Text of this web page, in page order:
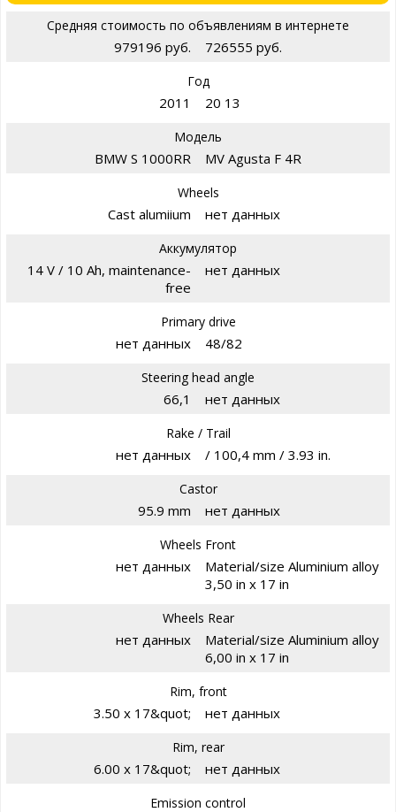
Средняя стоимость по объявлениям в интернете
979196 руб. 726555 руб.
Год
2011 20 13
Модель
BMW S 1000RR MV Agusta F 4R
Wheels
Cast alumiium нет данных
Аккумулятор
14 V / 10 Ah, maintenance-
free
нет данных
Primary drive
нет данных 48/82
Steering head angle
66,1 нет данных
Rake / Trail
нет данных / 100,4 mm / 3.93 in.
Castor
95.9 mm нет данных
Wheels Front
нет данных
Material/size Aluminium alloy
3,50 in x 17 in
Wheels Rear
нет данных
Material/size Aluminium alloy
6,00 in x 17 in
Rim, front
3.50 x 17&quot; нет данных
Rim, rear
6.00 x 17&quot; нет данных
Emission control